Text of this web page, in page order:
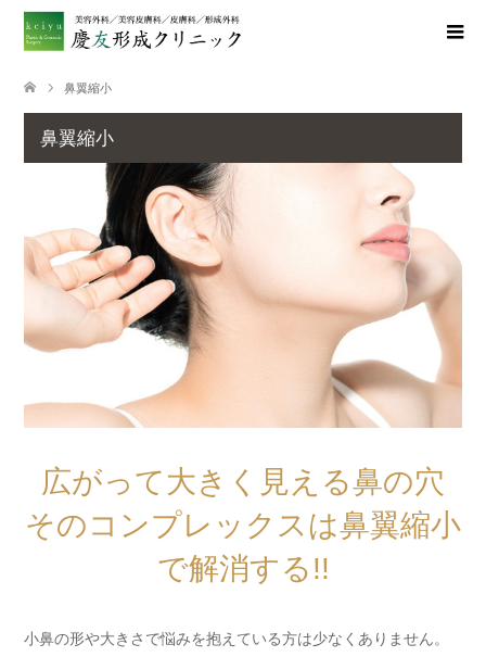
鼻翼縮小
鼻翼縮小
広がって大きく見える鼻の穴
そのコンプレックスは鼻翼縮小
で解消する!!
小鼻の形や大きさで悩みを抱えている方は少なくありません。